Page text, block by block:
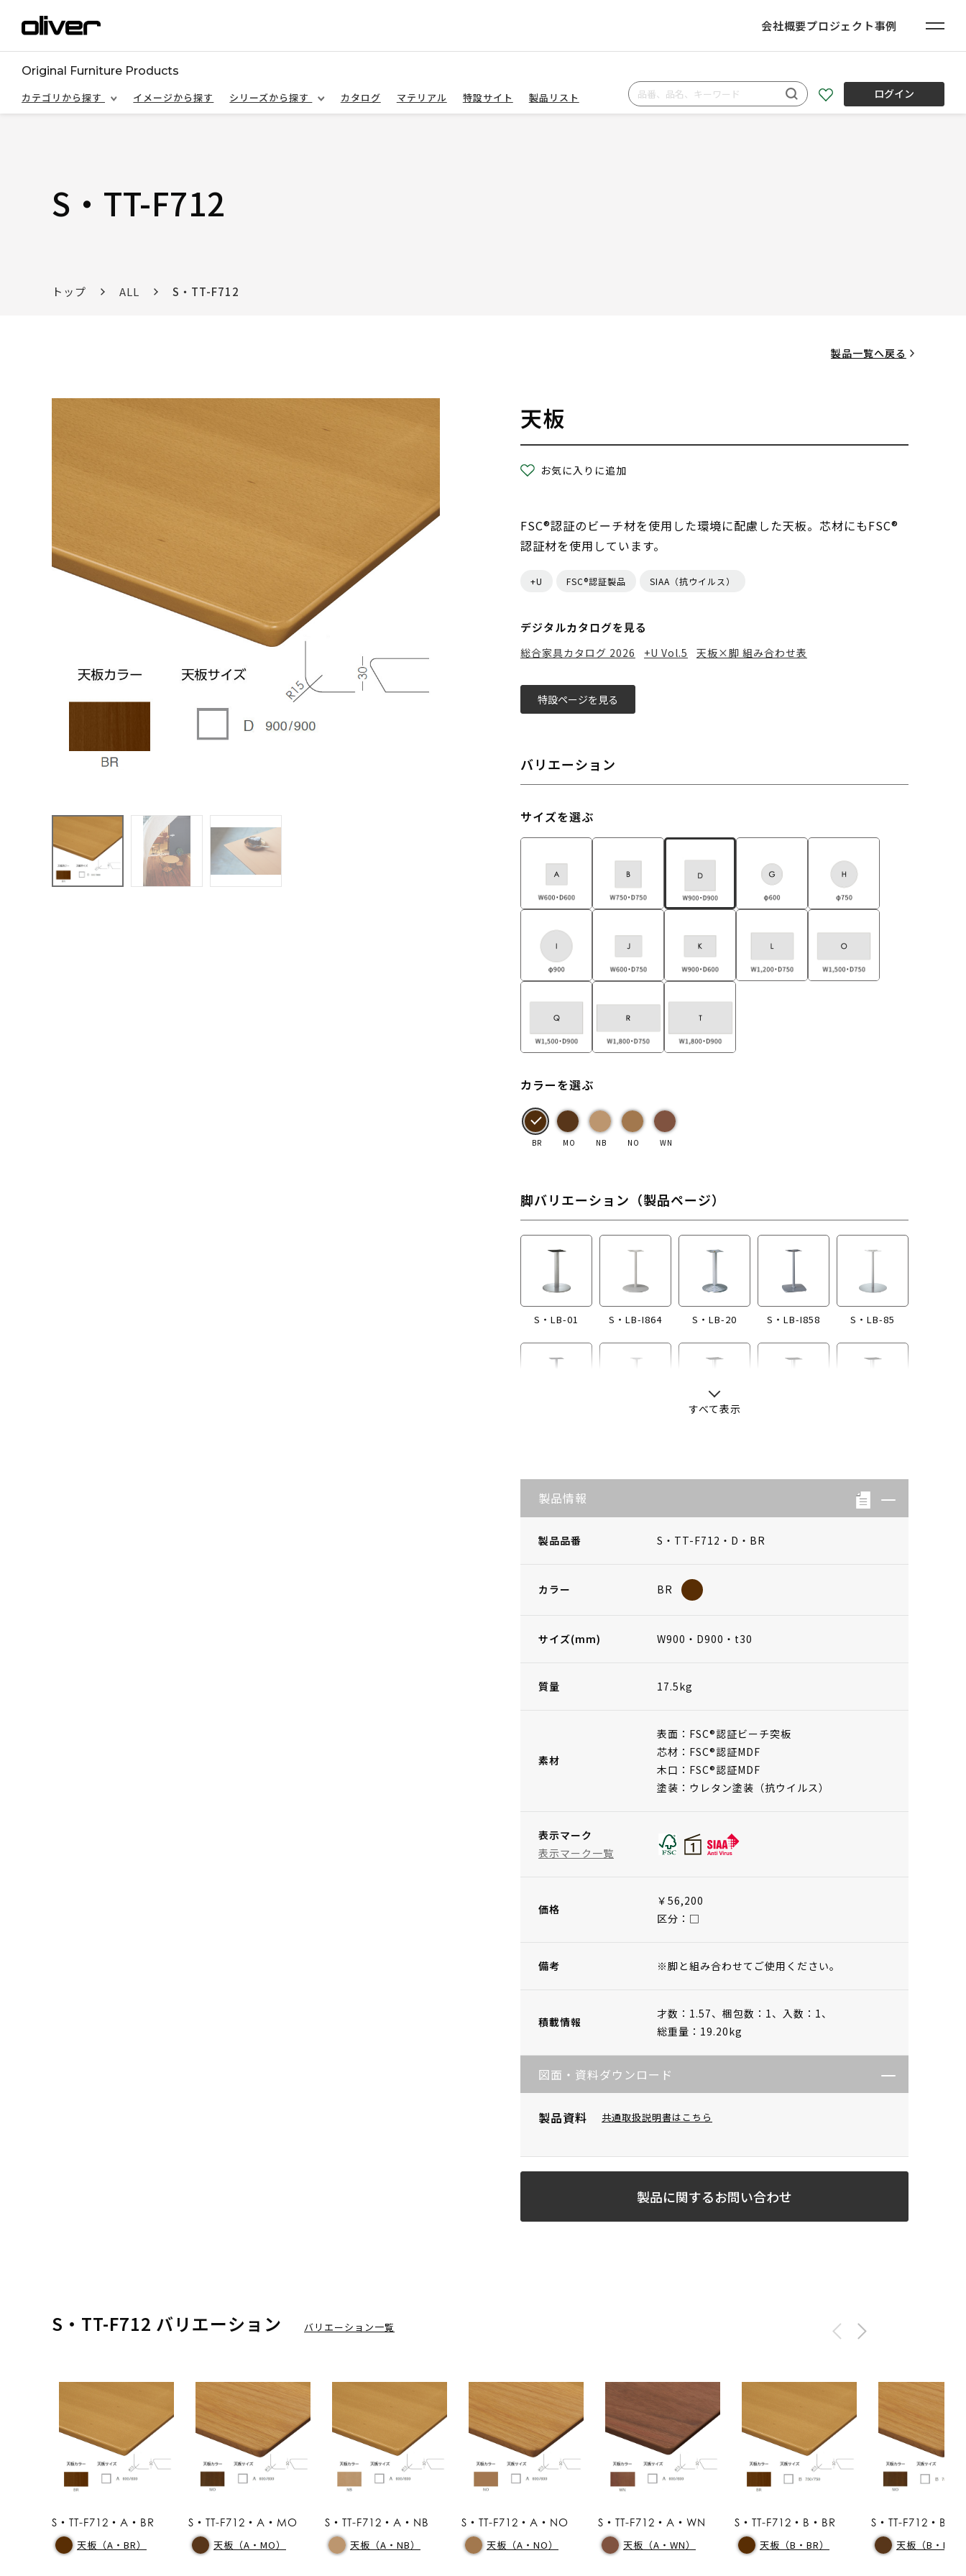
会社概要プロジェクト事例
Original Furniture Products
カテゴリから探す
イメージから探す シリーズから探す カタログ マテリアル 特設サイト 製品リスト ログイン
S・TT-F712
トップ ALL S・TT-F712
製品一覧へ戻る
天板
お気に入りに追加
FSC®認証のビーチ材を使用した環境に配慮した天板。芯材にもFSC®
認証材を使用しています。
+U FSC®認証製品 SIAA（抗ウイルス）
デジタルカタログを見る
総合家具カタログ 2026 +U Vol.5 天板×脚 組み合わせ表
特設ページを見る
バリエーション
サイズを選ぶ
カラーを選ぶ
BR MO NB NO WN
脚バリエーション（製品ページ）
S・LB-01 S・LB-I864 S・LB-20 S・LB-I858 S・LB-85
すべて表示
製品情報
製品品番 S・TT-F712・D・BR
カラー BR
サイズ(mm) W900・D900・t30
質量 17.5kg
素材
表面：FSC®認証ビーチ突板
芯材：FSC®認証MDF
木口：FSC®認証MDF
塗装：ウレタン塗装（抗ウイルス）
表示マーク
表示マーク一覧
価格
￥56,200
区分：□
備考 ※脚と組み合わせてご使用ください。
積載情報
才数：1.57、 梱包数：1、 入数：1、
総重量：19.20kg
図面・資料ダウンロード
製品資料 共通取扱説明書はこちら
製品に関するお問い合わせ
S・TT-F712 バリエーション バリエーション一覧
S・TT-F712・A・BR
天板（A・BR）
S・TT-F712・A・MO
天板（A・MO）
S・TT-F712・A・NB
天板（A・NB）
S・TT-F712・A・NO
天板（A・NO）
S・TT-F712・A・WN
天板（A・WN）
S・TT-F712・B・BR
天板（B・BR）
S・TT-F712・B・
天板（B・MO